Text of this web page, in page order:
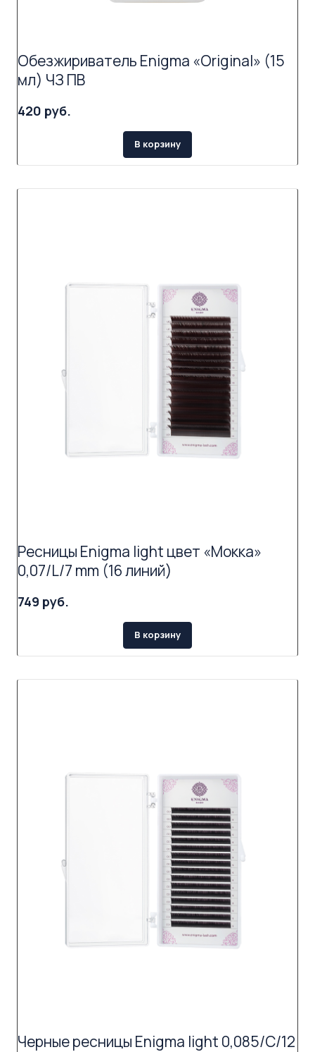
Обезжириватель Enigma «Original» (15
мл) ЧЗ ПВ
420 руб.
В корзину
Ресницы Enigma light цвет «Мокка»
0,07/L/7 mm (16 линий)
749 руб.
В корзину
Черные ресницы Enigma light 0,085/C/12